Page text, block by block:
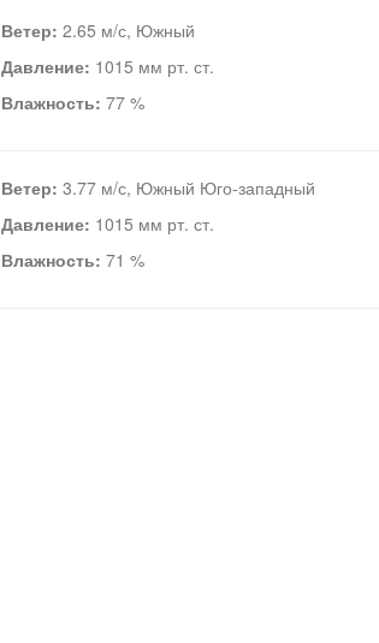
Ветер: 2.65 м/с, Южный
Давление: 1015 мм рт. ст.
Влажность: 77 %
Ветер: 3.77 м/с, Южный Юго-западный
Давление: 1015 мм рт. ст.
Влажность: 71 %